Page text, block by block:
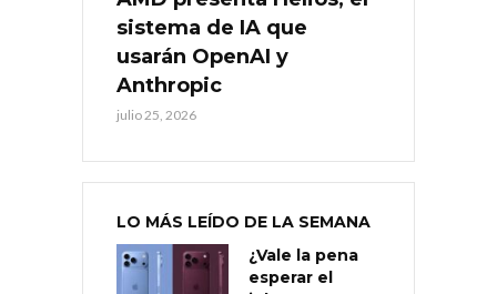
sistema de IA que
usarán OpenAI y
Anthropic
julio 25, 2026
LO MÁS LEÍDO DE LA SEMANA
¿Vale la pena
esperar el